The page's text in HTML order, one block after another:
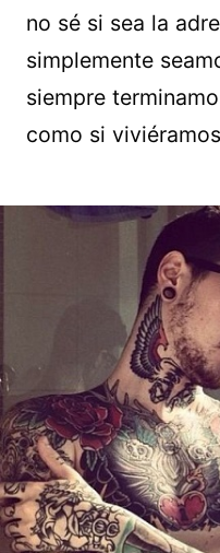
no sé si sea la
simplemente
siempre
como si